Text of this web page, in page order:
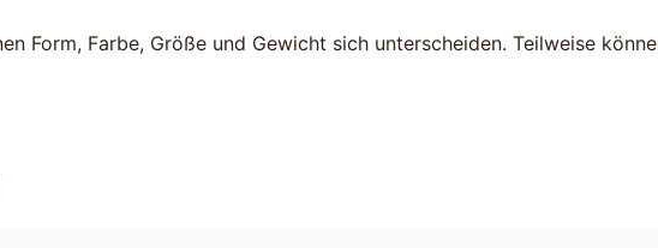
Form, Farbe, Größe und Gewicht sich unterscheiden. Teilweise